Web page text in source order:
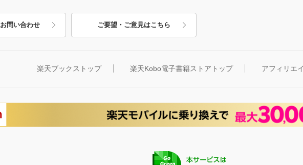
お問い合わせ ご要望・ご意見はこちら
楽天ブックストップ 楽天Kobo電子書籍ストアトップ アフィリエ